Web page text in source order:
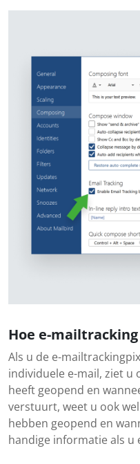
Hoe e-
Als u de e-
individuele e-mail, ziet
heeft geopend en
verstuurt, weet u ook
hebben geopend en
handige informatie als u